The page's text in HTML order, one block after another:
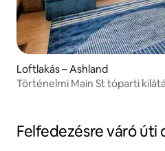
Loftlakás – Ashland
Történelmi Main St tóparti
Felfedezésre váró úti